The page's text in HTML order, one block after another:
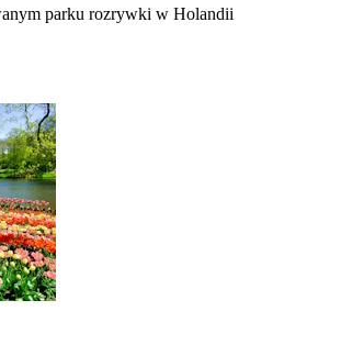
parku rozrywki w Holandii